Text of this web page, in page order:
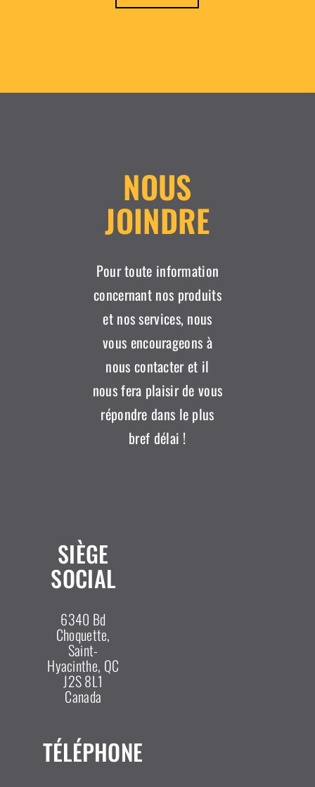
NOUS
JOINDRE
Pour toute information
concernant nos produits
et nos services, nous
vous encourageons à
nous contacter et il
nous fera plaisir de vous
répondre dans le plus
bref délai !
SIÈGE
SOCIAL
6340 Bd
Choquette,
Saint-
Hyacinthe, QC
J2S 8L1
Canada
TÉLÉPHONE